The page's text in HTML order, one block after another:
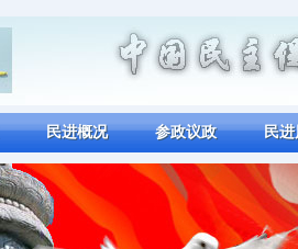
民进概况 参政议政 民进